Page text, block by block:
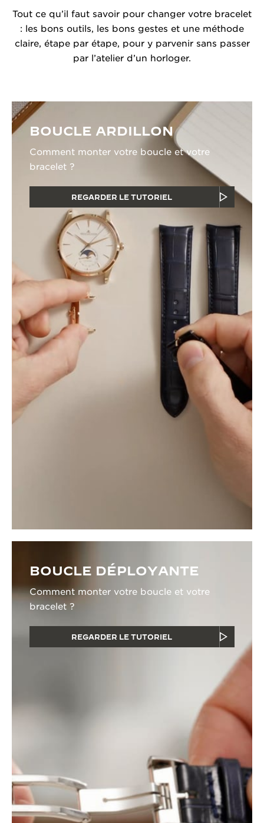
Tout ce qu’il faut savoir pour changer votre bracelet
: les bons outils, les bons gestes et une méthode
claire, étape par étape, pour y parvenir sans passer
par l’atelier d’un horloger.
BOUCLE ARDILLON
Comment monter votre boucle et votre
bracelet ?
REGARDER LE TUTORIEL
BOUCLE DÉPLOYANTE
Comment monter votre boucle et votre
bracelet ?
REGARDER LE TUTORIEL